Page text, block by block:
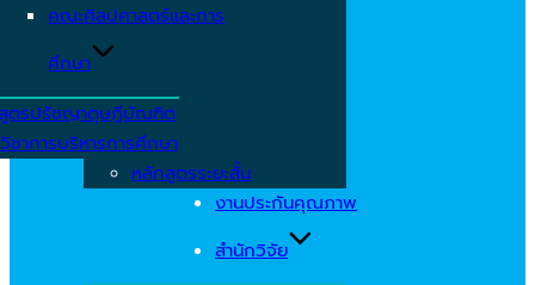
คณะศิลปศาสตร์และการ
ศึกษา
ตรปรัชญาดุษฎีบัณฑิต
ชาการบริหารการศึกษา
หลักสูตรระยะสั้น
งานประกันคุณภาพ
สำนักวิจัย